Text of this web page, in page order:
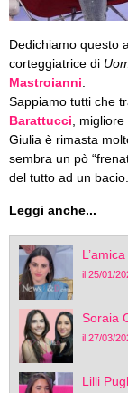
Dedichiamo questo
corteggiatrice di
Mastroianni.
Sappiamo tutti che
Barattucci, migliore
Giulia è rimasta
sembra un pò
del tutto ad un bacio.
Leggi anche...
il 25/01/
Soraia
il 27/03/
Lilli